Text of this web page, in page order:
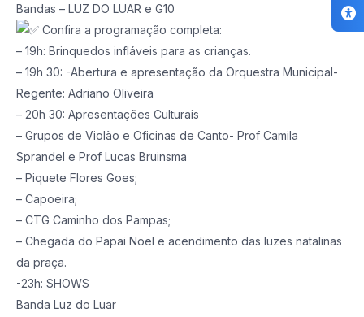
Bandas – LUZ DO LUAR e G10
Confira a programação completa:
– 19h: Brinquedos infláveis para as crianças.
– 19h 30: -Abertura e apresentação da Orquestra Municipal-
Regente: Adriano Oliveira
– 20h 30: Apresentações Culturais
– Grupos de Violão e Oficinas de Canto- Prof Camila
Sprandel e Prof Lucas Bruinsma
– Piquete Flores Goes;
– Capoeira;
– CTG Caminho dos Pampas;
– Chegada do Papai Noel e acendimento das luzes natalinas
da praça.
-23h: SHOWS
Banda Luz do Luar